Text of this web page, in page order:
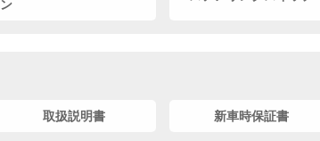
ン
取扱説明書 新車時保証書